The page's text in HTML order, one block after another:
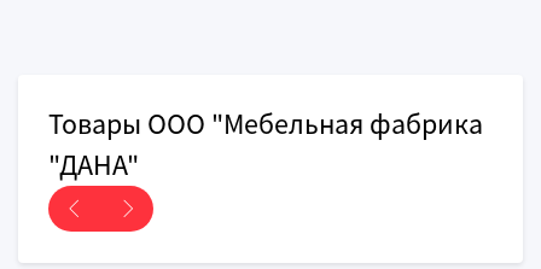
Товары ООО "Мебельная фабрика
"ДАНА"